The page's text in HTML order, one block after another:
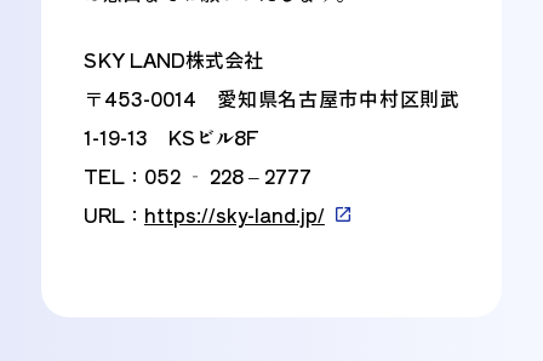
SKY LAND株式会社
〒453-0014 愛知県名古屋市中村区則武
1-19-13 KSビル8F
TEL：052 ‐ 228 – 2777
URL： https://sky-land.jp/